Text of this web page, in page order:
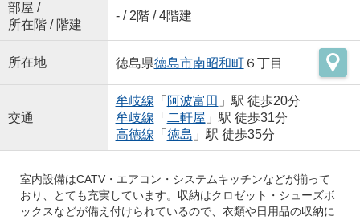
部屋 /
所在階 / 階建
- / 2階 / 4階建
所在地 徳島県徳島市南昭和町６丁目
交通
牟岐線 「 阿波富田 」駅 徒歩20分
牟岐線 「 二軒屋 」駅 徒歩31分
高徳線 「 徳島 」駅 徒歩35分
室内設備はCATV・エアコン・システムキッチンなどが揃って
おり、とても充実しています。収納はクロゼット・シューズボ
ックスなどが備え付けられているので、衣類や日用品の収納に